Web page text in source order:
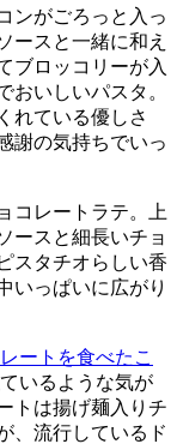
ンがごろっと入っ
ースと一緒に和え
ブロッコリーが入
おいしいパスタ。
れている優しさ
謝の気持ちでいっ
コレートラテ。上
ースと細長いチョ
スタチオらしい香
いっぱいに広がり
ートを食べたこ
いるような気が
トは揚げ麺入りチ
、流行しているド